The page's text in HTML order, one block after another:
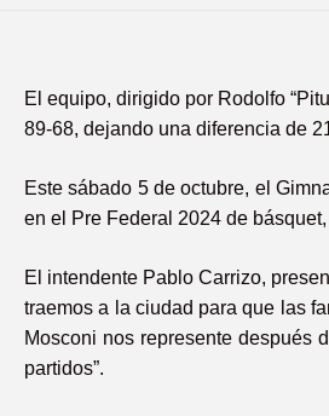
El equipo, dirigido por Rodolfo
89-68, dejando una diferencia de
Este sábado 5 de octubre, el
en el Pre Federal 2024 de
El intendente Pablo Carrizo,
traemos a la ciudad para que las
Mosconi nos represente después
partidos”.